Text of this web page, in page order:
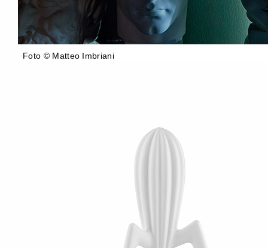
Foto © Matteo Imbriani